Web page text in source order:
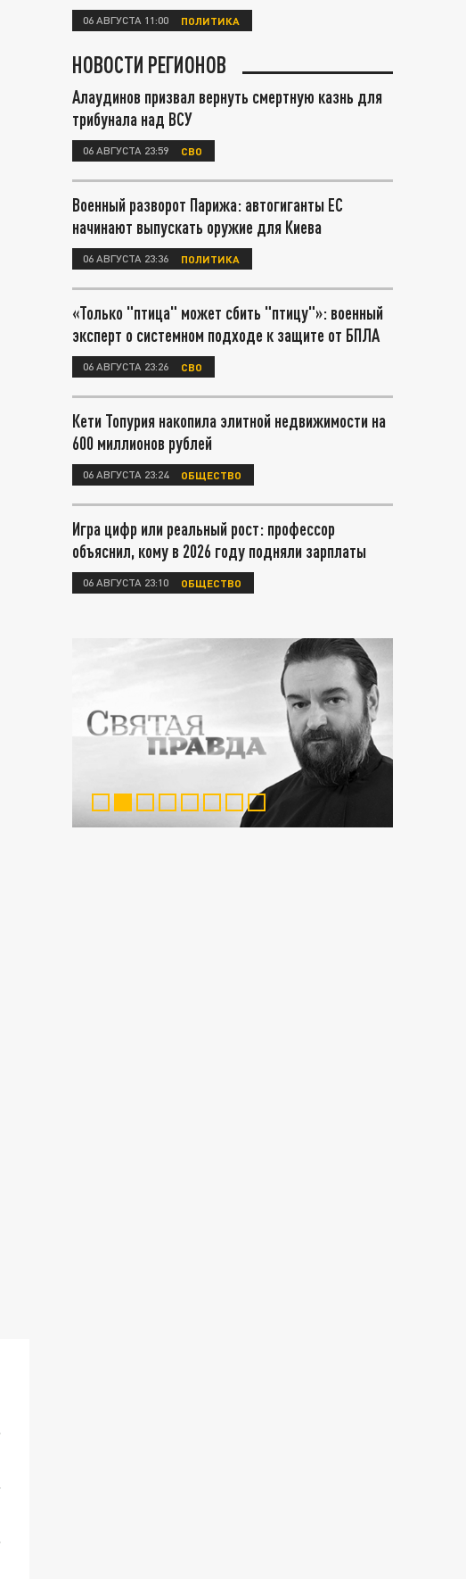
06 АВГУСТА 11:00 ПОЛИТИКА
НОВОСТИ РЕГИОНОВ
Алаудинов призвал вернуть смертную казнь для
трибунала над ВСУ
06 АВГУСТА 23:59 СВО
Военный разворот Парижа: автогиганты ЕС
начинают выпускать оружие для Киева
06 АВГУСТА 23:36 ПОЛИТИКА
«Только "птица" может сбить "птицу"»: военный
эксперт о системном подходе к защите от БПЛА
06 АВГУСТА 23:26 СВО
Кети Топурия накопила элитной недвижимости на
600 миллионов рублей
06 АВГУСТА 23:24 ОБЩЕСТВО
Игра цифр или реальный рост: профессор
объяснил, кому в 2026 году подняли зарплаты
06 АВГУСТА 23:10 ОБЩЕСТВО